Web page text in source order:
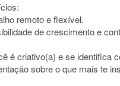
remoto e flexível.
de crescimento e
é criativo(a) e se identifica
sobre o que mais te